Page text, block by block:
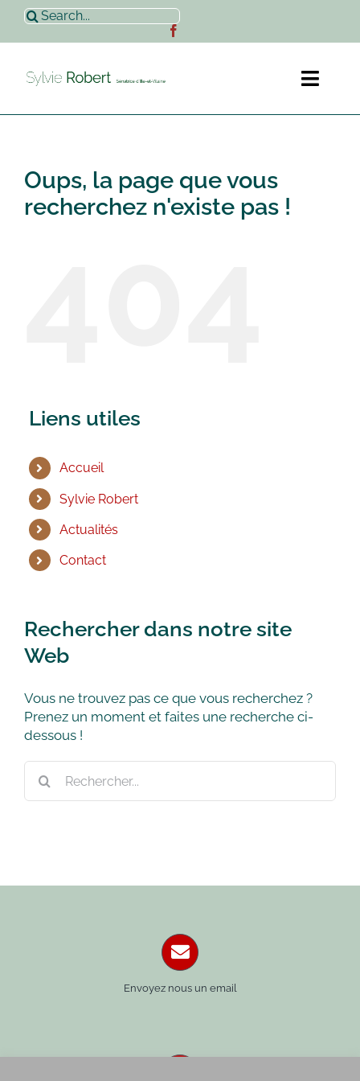
Passer
contenu
Rechercher:
Sylvie Robert
Oups, la page que vous
recherchez n'existe pas !
Liens utiles
Accueil
Sylvie Robert
Actualités
Contact
Rechercher dans notre site
Web
Vous ne trouvez pas ce que vous recherchez ?
Prenez un moment et faites une recherche ci-
dessous !
Envoyez nous un email